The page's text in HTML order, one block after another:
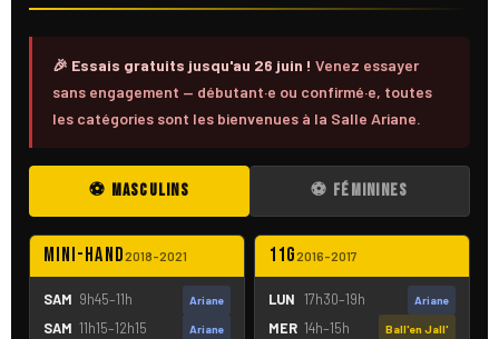
🎉 Essais gratuits jusqu'au 26 juin ! Venez essayer
sans engagement — débutant·e ou confirmé·e, toutes
les catégories sont les bienvenues à la Salle Ariane.
⚽ MASCULINS ⚽ FÉMININES
Mini-Hand 2018–2021
SAM 9h45–11h Ariane
SAM 11h15–12h15 Ariane
11G2016–2017
LUN 17h30–19h Ariane
MER 14h–15h Ball'en Jall'